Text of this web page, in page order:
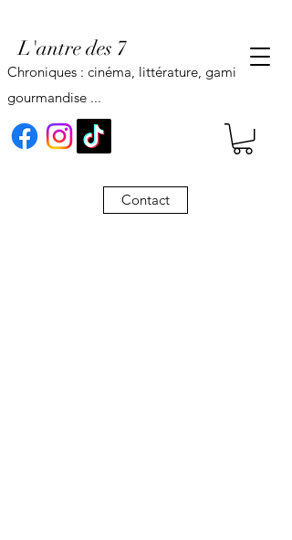
L'antre des 7
Contact
Chroniques : cinéma, littérature, gaming,
gourmandise ...